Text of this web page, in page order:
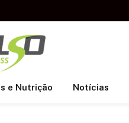
e Nutrição Notícias